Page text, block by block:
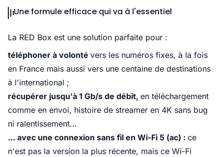
Une formule efficace qui va à l'essentiel
La RED Box est une solution parfaite pour :
téléphoner à volonté vers les numéros fixes, à la fois
en France mais aussi vers une centaine de destinations
à l'international ;
récupérer jusqu'à 1 Gb/s de débit, en téléchargement
comme en envoi, histoire de streamer en 4K sans bug
ni ralentissement...
... avec une connexion sans fil en Wi-Fi 5 (ac) : ce
n'est pas la version la plus récente, mais ce Wi-Fi